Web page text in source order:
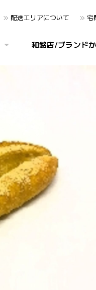
配送エリアについて 宅
和銘店/ブランド